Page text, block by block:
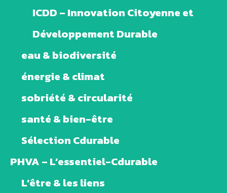
ICDD – Innovation Citoyenne et
Développement Durable
eau & biodiversité
énergie & climat
sobriété & circularité
santé & bien-être
Sélection Cdurable
PHVA – L’essentiel-Cdurable
L’être & les liens